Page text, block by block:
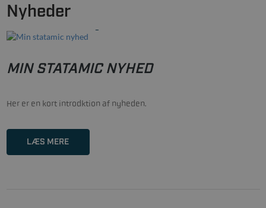
Nyheder
22/02-2021
MIN STATAMIC NYHED
Her er en kort introdktion af nyheden.
LÆS MERE